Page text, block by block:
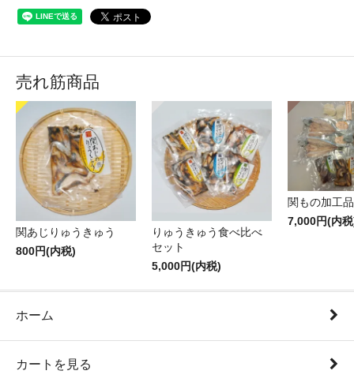
売れ筋商品
関あじりゅうきゅう
800円(内税)
りゅうきゅう食べ比べ
セット
5,000円(内税)
関もの加工
7,000円(内
ホーム
カートを見る